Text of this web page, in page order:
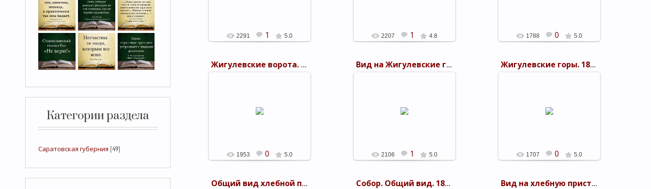
Категории раздела
Саратовская губерния [49]
2291 1 5.0 2207 1 4.8 1788 0 5.0
Жигулевские ворота. 1894 г. посад Дубовка
1953 0 5.0
Вид на Жигулевские горы со стороны реки Волги
стороны реки Волги. 1894 г.
2106 1 5.0
Жигулевские горы. 1894 г. посад Дубовка
1707 0 5.0
Общий вид хлебной пристани. 1894 г. с. Ровное Собор. Общий вид. 1894 г. посад Дубовка Вид на хлебную пристань в селе Ровное